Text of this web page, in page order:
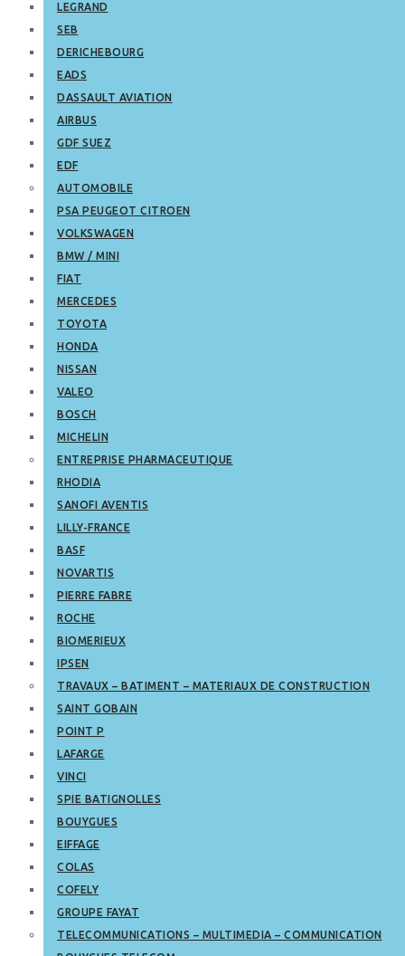
LEGRAND
SEB
DERICHEBOURG
EADS
DASSAULT AVIATION
AIRBUS
GDF SUEZ
EDF
AUTOMOBILE
PSA PEUGEOT CITROEN
VOLKSWAGEN
BMW / MINI
FIAT
MERCEDES
TOYOTA
HONDA
NISSAN
VALEO
BOSCH
MICHELIN
ENTREPRISE PHARMACEUTIQUE
RHODIA
SANOFI AVENTIS
LILLY-FRANCE
BASF
NOVARTIS
PIERRE FABRE
ROCHE
BIOMERIEUX
IPSEN
TRAVAUX – BATIMENT – MATERIAUX DE CONSTRUCTION
SAINT GOBAIN
POINT P
LAFARGE
VINCI
SPIE BATIGNOLLES
BOUYGUES
EIFFAGE
COLAS
COFELY
GROUPE FAYAT
TELECOMMUNICATIONS – MULTIMEDIA – COMMUNICATION